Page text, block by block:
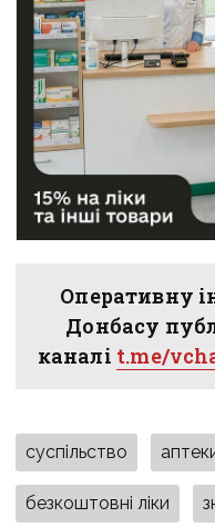
Оперативну
Донбасу
каналі t.me/
суспільство
безкоштовні ліки